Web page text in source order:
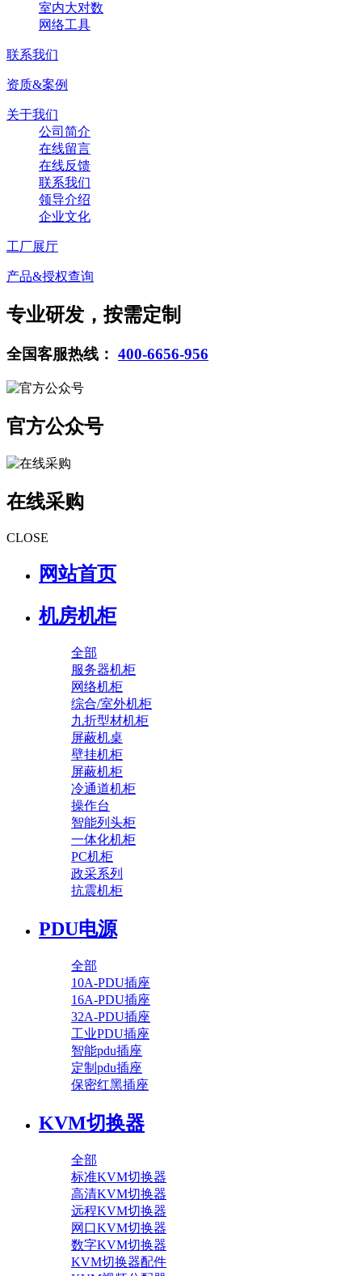
室内大对数
网络工具
联系我们
资质&案例
关于我们
公司简介
在线留言
在线反馈
联系我们
领导介绍
企业文化
工厂展厅
产品&授权查询
专业研发，按需定制
全国客服热线： 400-6656-956
官方公众号
在线采购
CLOSE
网站首页
机房机柜
全部
服务器机柜
网络机柜
综合/室外机柜
九折型材机柜
屏蔽机桌
壁挂机柜
屏蔽机柜
冷通道机柜
操作台
智能列头柜
一体化机柜
PC机柜
政采系列
抗震机柜
PDU电源
全部
10A-PDU插座
16A-PDU插座
32A-PDU插座
工业PDU插座
智能pdu插座
定制pdu插座
保密红黑插座
KVM切换器
全部
标准KVM切换器
高清KVM切换器
远程KVM切换器
网口KVM切换器
数字KVM切换器
KVM切换器配件